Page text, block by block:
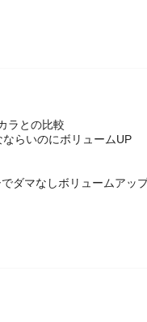
ラとの比較
らいのにボリュームUP
ダマなしボリュームアッ